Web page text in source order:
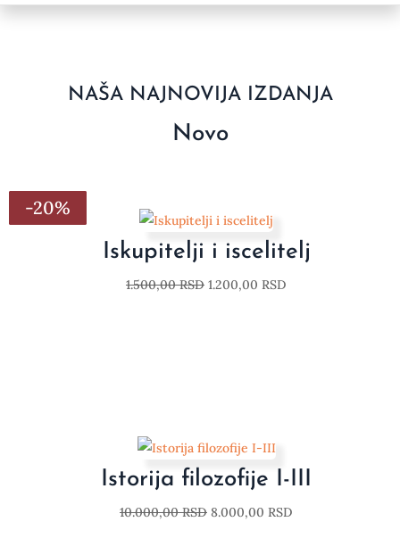
NAŠA NAJNOVIJA IZDANJA
Novo
-20%
Iskupitelji i iscelitelj
1.500,00RSD 1.200,00 RSD
-20%
Istorija filozofije I-III
10.000,00RSD 8.000,00 RSD
-20%
-20%
-20%
-20%
-20%